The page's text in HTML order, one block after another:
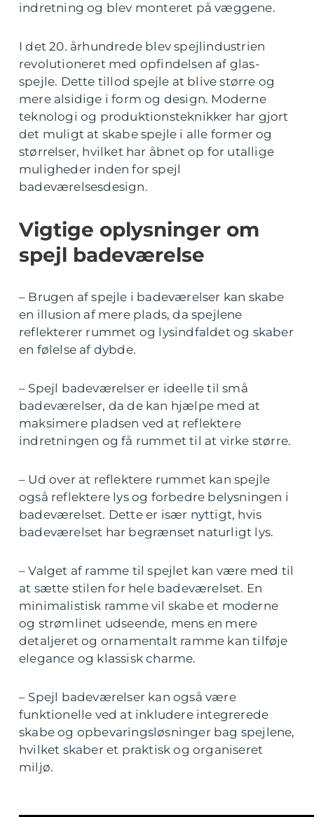
indretning og blev monteret på væggene.
I det 20. århundrede blev spejlindustrien
revolutioneret med opfindelsen af glas-
spejle. Dette tillod spejle at blive større og
mere alsidige i form og design. Moderne
teknologi og produktionsteknikker har gjort
det muligt at skabe spejle i alle former og
størrelser, hvilket har åbnet op for utallige
muligheder inden for spejl
badeværelsesdesign.
Vigtige oplysninger om
spejl badeværelse
– Brugen af spejle i badeværelser kan skabe
en illusion af mere plads, da spejlene
reflekterer rummet og lysindfaldet og skaber
en følelse af dybde.
– Spejl badeværelser er ideelle til små
badeværelser, da de kan hjælpe med at
maksimere pladsen ved at reflektere
indretningen og få rummet til at virke større.
– Ud over at reflektere rummet kan spejle
også reflektere lys og forbedre belysningen i
badeværelset. Dette er især nyttigt, hvis
badeværelset har begrænset naturligt lys.
– Valget af ramme til spejlet kan være med til
at sætte stilen for hele badeværelset. En
minimalistisk ramme vil skabe et moderne
og strømlinet udseende, mens en mere
detaljeret og ornamentalt ramme kan tilføje
elegance og klassisk charme.
– Spejl badeværelser kan også være
funktionelle ved at inkludere integrerede
skabe og opbevaringsløsninger bag spejlene,
hvilket skaber et praktisk og organiseret
miljø.